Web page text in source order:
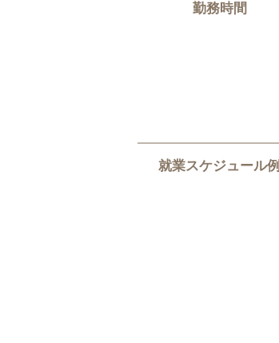
勤務時間
就業スケジュール例